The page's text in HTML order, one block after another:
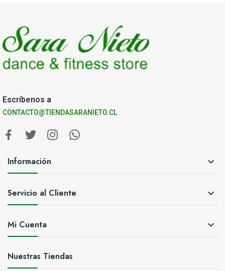
Escríbenos a
CONTACTO@TIENDASARANIETO.CL
Información 
Servicio al Cliente 
Mi Cuenta 
Nuestras Tiendas